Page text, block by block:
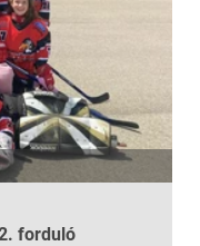
forduló